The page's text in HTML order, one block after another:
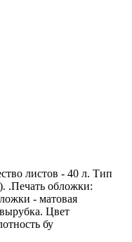
листов - 40 л. Тип
.Печать обложки:
- матовая
Цвет
бу